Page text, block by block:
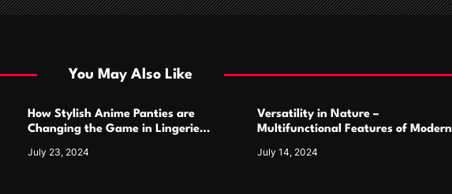
You May Also Like
How Stylish Anime Panties are
Changing the Game in Lingerie
July 23, 2024
Versatility in Nature –
Multifunctional Features of Modern
July 14, 2024